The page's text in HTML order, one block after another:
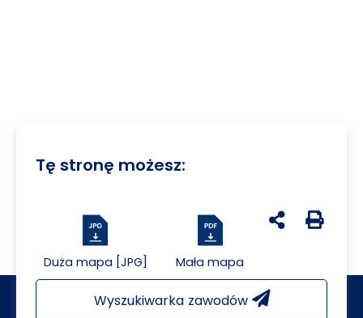
Tę stronę możesz:
Duża mapa [JPG] Mała mapa
udostępnij na
Generuj
Wyszukiwarka zawodów